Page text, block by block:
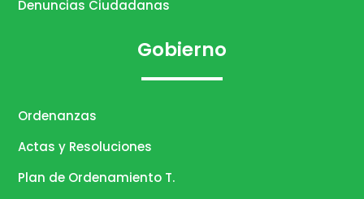
Denuncias Ciudadanas
Gobierno
Ordenanzas
Actas y Resoluciones
Plan de Ordenamiento T.